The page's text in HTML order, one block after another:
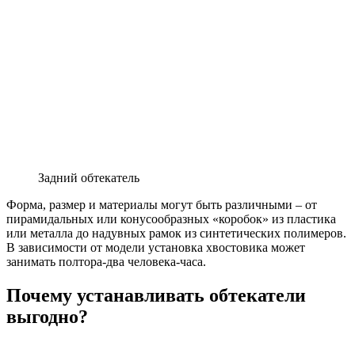
Задний обтекатель
Форма, размер и материалы могут быть различными – от
пирамидальных или конусообразных «коробок» из пластика
или металла до надувных рамок из синтетических полимеров.
В зависимости от модели установка хвостовика может
занимать полтора-два человека-часа.
Почему устанавливать обтекатели
выгодно?